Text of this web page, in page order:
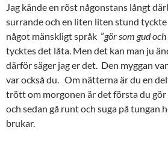
Jag kände en röst någonstans långt
surrande och en liten liten stund
något mänskligt språk ”gör som gud
tycktes det låta. Men det kan man ju
därför säger jag er det. Den myggan
var också du. Om nätterna är du en
trött om morgonen är det första du
och sedan gå runt och suga på tungan
brukar.